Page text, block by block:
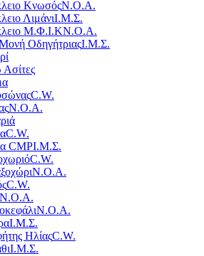
ΚνωσόςΝ.Ο.Α.
ΛιμάνιΙ.Μ.Σ.
Μ.Φ.Ι.ΚΝ.Ο.Α.
ΟδηγήτριαςΙ.Μ.Σ.
C.W.
Ν.Ο.Α.
C.W.
CMPΙ.Μ.Σ.
C.W.
Ν.Ο.Α.
C.W.
Ν.Ο.Α.
Ν.Ο.Α.
Ι.Μ.Σ.
ΗλίαςC.W.
Ι.Μ.Σ.